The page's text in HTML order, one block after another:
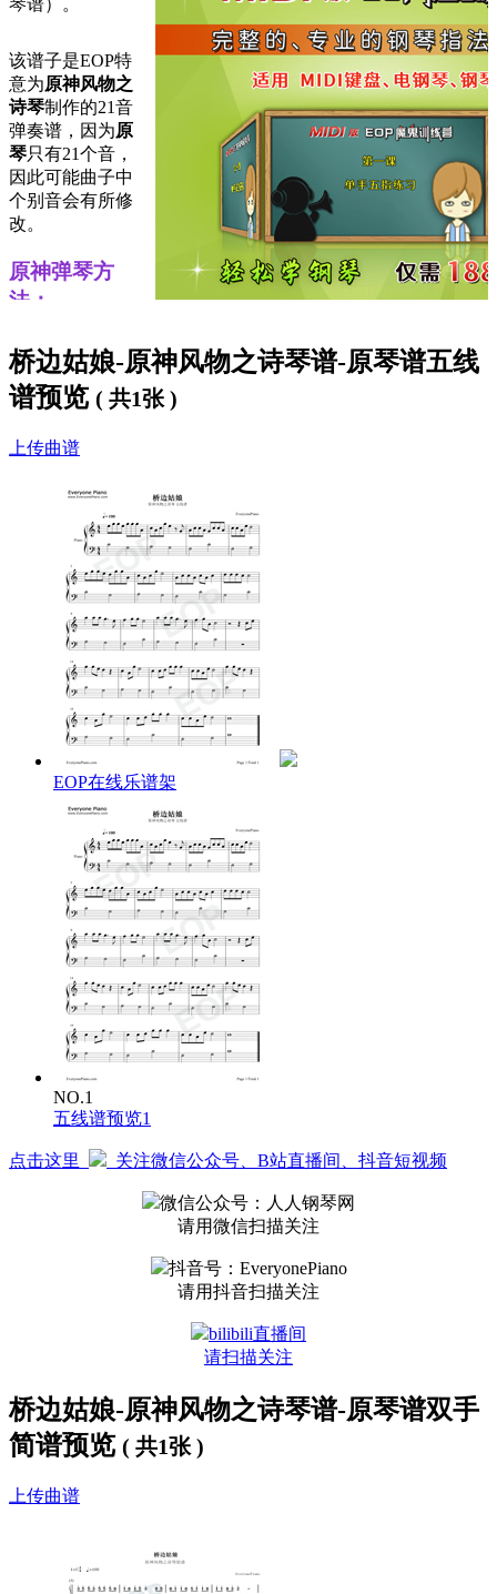
琴谱）。
该谱子是EOP特
意为原神风物之
诗琴制作的21音
弹奏谱，因为原
琴只有21个音，
因此可能曲子中
个别音会有所修
改。
原神弹琴方
法：
1、下载支持原神弹琴的EOP软件
下载 EOP最新版
运行软件，
菜单
奏”和“
加载键盘模式：
2、建议看简谱来学习弹奏
没有一点乐理知识的可以到我们
奏。
建议看简谱来学习弹奏，简谱分上下两行，上一行是右
手在小键盘区弹奏，下一行是左手在
详细识谱教程可以观看【EOP大讲堂教程】
第4期
3、使用科学的EOP指法来弹奏
原神本身键位拥挤，双手无法施展，好听的曲子不容易
弹奏。
建议学习【EOP魔鬼训练营黄金版】
或者学习
【EOP魔鬼训练营2.0版】
4、原神中如何获得风物之诗琴
传送到【蒙德城】，找到地图上钻石标记的
纪念商店】；
与【荣光之风】店主【玛乔丽】
在对话框中，选择【想找一些特别的纪念品】
选中【风物之诗琴】，消耗15w摩拉购买；
有些任务没做是看不到琴的，摩拉不够的多做任务、多
开宝箱；
可加QQ群839537135，交流EOP原琴弹奏、音源等问
题。
桥边姑娘-原神风物之诗琴谱-原琴谱五线
谱预览 ( 共1张 )
上传曲谱
EOP在线乐谱架
NO.1
五线谱预览1
点击这里 关注微信公众号、B站直播间、抖音短视频
微信公众号：人人钢琴网
请用微信扫描关注
抖音号：EveryonePiano
请用抖音扫描关注
bilibili直播间
请扫描关注
桥边姑娘-原神风物之诗琴谱-原琴谱双手
简谱预览 ( 共1张 )
上传曲谱